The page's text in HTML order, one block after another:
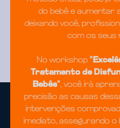
do bebê e aumentar
deixando você,
com os seus
No workshop
Tratamento de
Bebês", você irá
precisão as causas
intervenções
imediato, assegurando